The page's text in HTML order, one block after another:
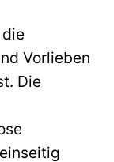
Vorlieben
Die